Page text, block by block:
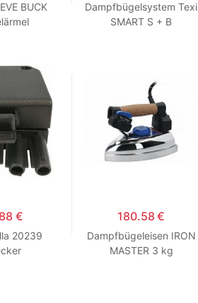
BUCK
Dampfbügelsystem Texi
SMART S + B
€
20239
180.58 €
Dampfbügeleisen IRON
MASTER 3 kg